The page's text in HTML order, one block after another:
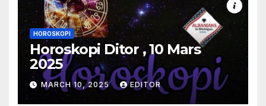
HOROSKOPI
Horoskopi Ditor , 10 Mars
2025
MARCH 10, 2025 EDITOR